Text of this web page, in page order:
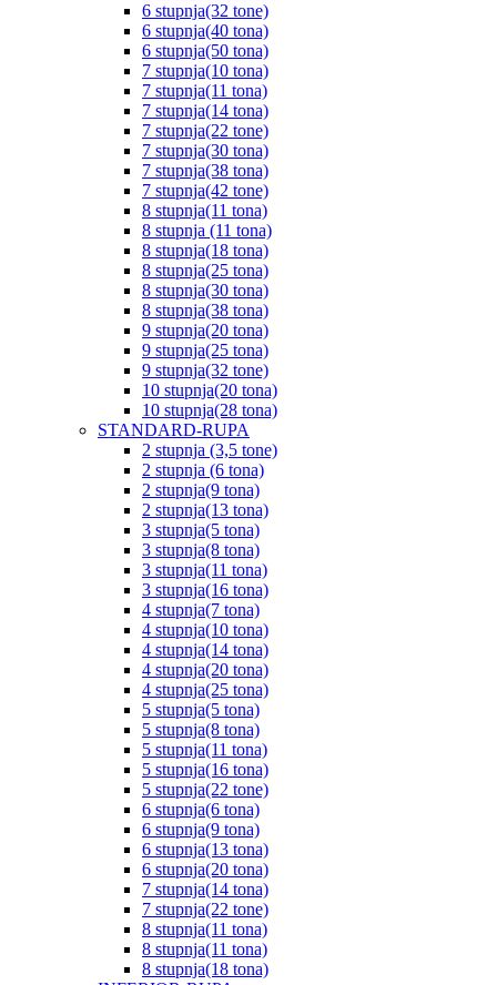
6 stupnja(32 tone)
6 stupnja(40 tona)
6 stupnja(50 tona)
7 stupnja(10 tona)
7 stupnja(11 tona)
7 stupnja(14 tona)
7 stupnja(22 tone)
7 stupnja(30 tona)
7 stupnja(38 tona)
7 stupnja(42 tone)
8 stupnja(11 tona)
8 stupnja (11 tona)
8 stupnja(18 tona)
8 stupnja(25 tona)
8 stupnja(30 tona)
8 stupnja(38 tona)
9 stupnja(20 tona)
9 stupnja(25 tona)
9 stupnja(32 tone)
10 stupnja(20 tona)
10 stupnja(28 tona)
STANDARD-RUPA
2 stupnja (3,5 tone)
2 stupnja (6 tona)
2 stupnja(9 tona)
2 stupnja(13 tona)
3 stupnja(5 tona)
3 stupnja(8 tona)
3 stupnja(11 tona)
3 stupnja(16 tona)
4 stupnja(7 tona)
4 stupnja(10 tona)
4 stupnja(14 tona)
4 stupnja(20 tona)
4 stupnja(25 tona)
5 stupnja(5 tona)
5 stupnja(8 tona)
5 stupnja(11 tona)
5 stupnja(16 tona)
5 stupnja(22 tone)
6 stupnja(6 tona)
6 stupnja(9 tona)
6 stupnja(13 tona)
6 stupnja(20 tona)
7 stupnja(14 tona)
7 stupnja(22 tone)
8 stupnja(11 tona)
8 stupnja(11 tona)
8 stupnja(18 tona)